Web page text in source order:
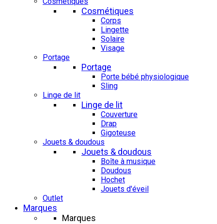
Cosmétiques
Corps
Lingette
Solaire
Visage
Portage
Portage
Porte bébé physiologique
Sling
Linge de lit
Linge de lit
Couverture
Drap
Gigoteuse
Jouets & doudous
Jouets & doudous
Boîte à musique
Doudous
Hochet
Jouets d'éveil
Outlet
Marques
Marques